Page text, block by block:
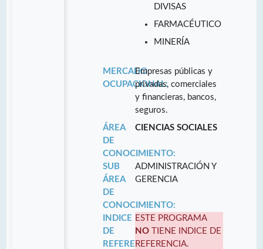
DIVISAS
FARMACÉUTICO
MINERÍA
MERCADO
OCUPACIONAL:
Empresas públicas y
privadas, comerciales
y financieras, bancos,
seguros.
ÁREA
DE
CONOCIMIENTO:
CIENCIAS SOCIALES
SUB
ÁREA
DE
CONOCIMIENTO:
ADMINISTRACIÓN Y
GERENCIA
INDICE
DE
REFERENCIA:
ESTE PROGRAMA
NO TIENE INDICE DE
REFERENCIA.